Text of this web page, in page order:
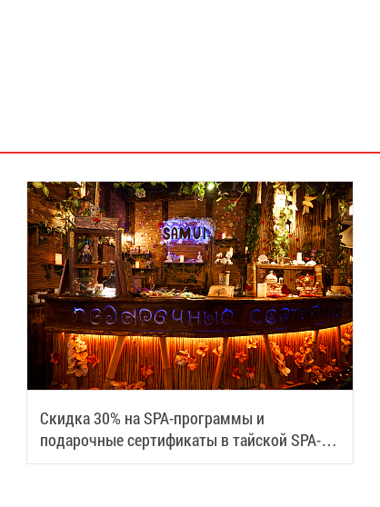
Скидка 30% на SPA-программы и
подарочные сертификаты в тайской SPA-
деревне Samui